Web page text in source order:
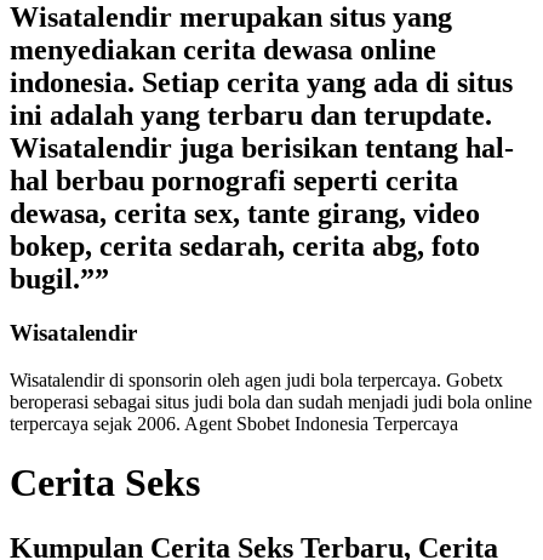
Wisatalendir merupakan situs yang
menyediakan cerita dewasa online
indonesia. Setiap cerita yang ada di situs
ini adalah yang terbaru dan terupdate.
Wisatalendir juga berisikan tentang hal-
hal berbau pornografi seperti cerita
dewasa, cerita sex, tante girang, video
bokep, cerita sedarah, cerita abg, foto
bugil.””
Wisatalendir
Wisatalendir di sponsorin oleh agen judi bola terpercaya. Gobetx
beroperasi sebagai situs judi bola dan sudah menjadi judi bola online
terpercaya sejak 2006. Agent Sbobet Indonesia Terpercaya
Cerita Seks
Kumpulan Cerita Seks Terbaru, Cerita